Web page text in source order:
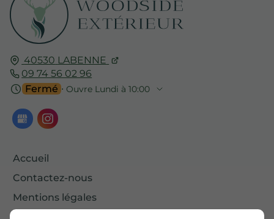
40530 LABENNE
09 74 56 02 96
Fermé ⋅ Ouvre Lundi à 10:00
Accueil
Contactez-nous
Mentions légales